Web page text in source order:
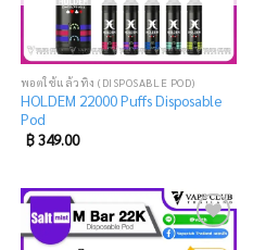
พอตใช้แล้วทิ้ง (DISPOSABLE POD)
HOLDEM 22000 Puffs Disposable
Pod
฿349.00
Add